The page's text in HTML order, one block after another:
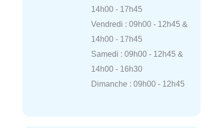
14h00 - 17h45
Vendredi : 09h00 - 12h45 &
14h00 - 17h45
Samedi : 09h00 - 12h45 &
14h00 - 16h30
Dimanche : 09h00 - 12h45